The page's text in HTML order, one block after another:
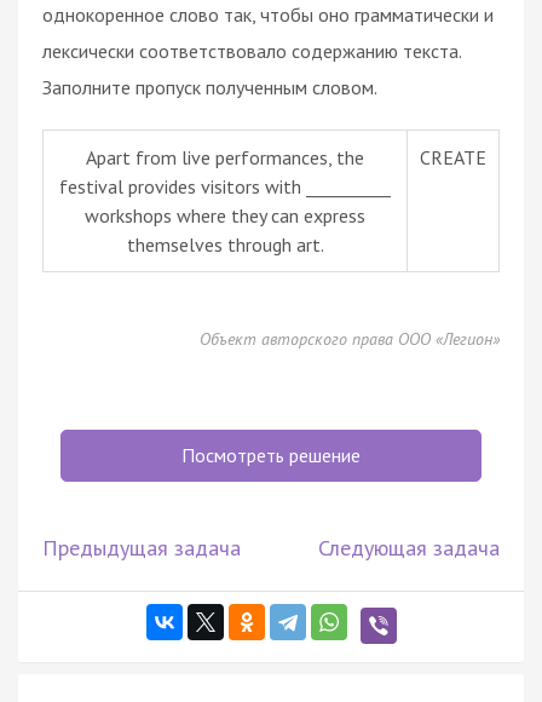
однокоренное слово так, чтобы оно грамматически и
лексически соответствовало содержанию текста.
Заполните пропуск полученным словом.
Apart from live performances, the
festival provides visitors with __________
workshops where they can express
themselves through art.
CREATE
Объект авторского права ООО «Легион»
Посмотреть решение
Предыдущая задача Следующая задача